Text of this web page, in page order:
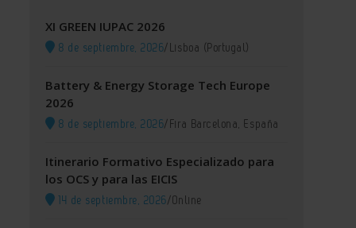
XI GREEN IUPAC 2026
8 de septiembre, 2026/Lisboa (Portugal)
Battery & Energy Storage Tech Europe
2026
8 de septiembre, 2026/Fira Barcelona, España
Itinerario Formativo Especializado para
los OCS y para las EICIS
14 de septiembre, 2026/Online